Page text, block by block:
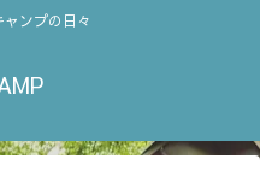
ンプの日々